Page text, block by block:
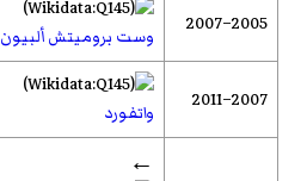
2005–2007
وست بروميتش ألبيون
2007–2011
واتفورد
←